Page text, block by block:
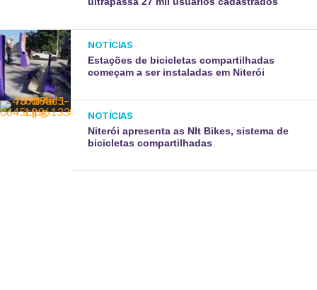
NOTÍCIAS
Estações de bicicletas compartilhadas
começam a ser instaladas em Niterói
NOTÍCIAS
Niterói apresenta as NIt Bikes, sistema de
bicicletas compartilhadas